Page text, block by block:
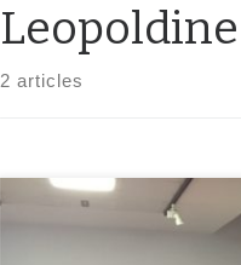
2 articles